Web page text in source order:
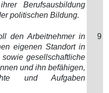
Berufsausbildung
politischen Bildung.
den Arbeitnehmer in
eigenen Standort in
gesellschaftliche
und ihn befähigen,
und Aufgaben
9